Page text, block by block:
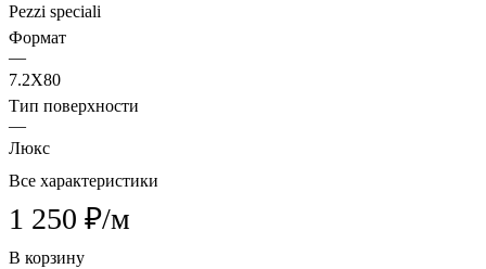
Pezzi speciali
Формат
—
7.2X80
Тип поверхности
—
Люкс
Все характеристики
1 250 ₽/м
В корзину